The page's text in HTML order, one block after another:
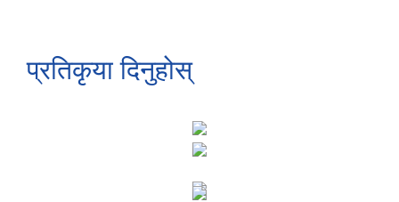
प्रतिकृया दिनुहोस्